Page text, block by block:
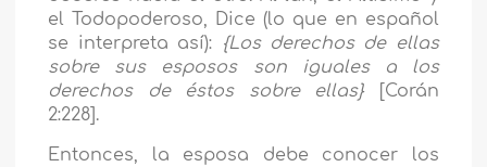
el Todopoderoso, Dice (lo que en español
se interpreta así):
{Los derechos de ellas
sobre sus esposos son iguales a los
derechos de éstos sobre ellas}[Corán
2:228].
Entonces, la esposa debe conocer los